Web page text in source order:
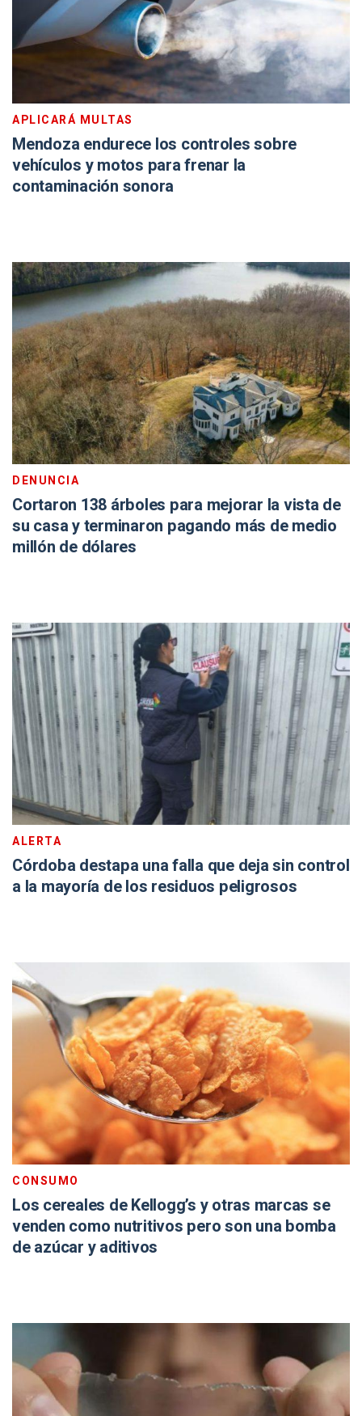
APLICARÁ MULTAS
Mendoza endurece los controles sobre
vehículos y motos para frenar la
contaminación sonora
DENUNCIA
Cortaron 138 árboles para mejorar la vista de
su casa y terminaron pagando más de medio
millón de dólares
ALERTA
Córdoba destapa una falla que deja sin control
a la mayoría de los residuos peligrosos
CONSUMO
Los cereales de Kellogg’s y otras marcas se
venden como nutritivos pero son una bomba
de azúcar y aditivos